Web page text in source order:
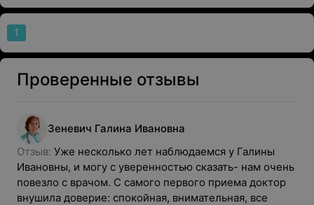
1
Проверенные отзывы
Зеневич Галина Ивановна
Отзыв: Уже несколько лет наблюдаемся у Галины
Ивановны, и могу с уверенностью сказать- нам очень
повезло с врачом. С самого первого приема доктор
внушила доверие: спокойная, внимательная, все